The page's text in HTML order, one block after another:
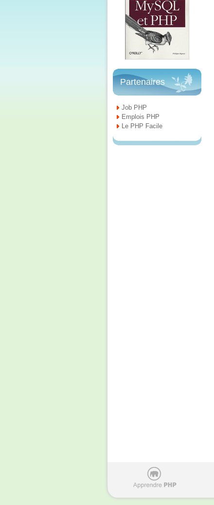
Partenaires
Job PHP
Emplois PHP
Le PHP Facile